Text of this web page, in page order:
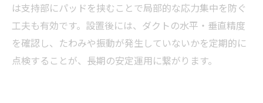
は支持部にパッドを挟むことで局部的な応力集中を防ぐ
工夫も有効です。設置後には、ダクトの水平・垂直精度
を確認し、たわみや振動が発生していないかを定期的に
点検することが、長期の安定運用に繋がります。